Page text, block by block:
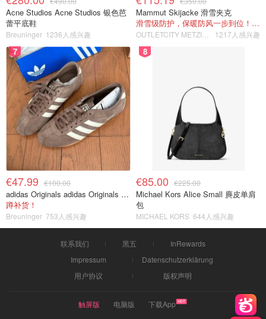
Acne Studios Acne Studios 银色芭
蕾平底鞋
Breuninger 1236人感兴趣
Mammut Skijacke 滑雪夹克
滑雪级防护，保暖防风一步到位！仅剩s！
1217人感兴趣
7
€47.99 €100.00
adidas Originals adidas Originals TOKYO 复古休闲鞋 深棕色
蹲补货！
Breuninger 753人感兴趣
8
€85.00 €225.00
Michael Kors Alice Small 麂皮单肩
包
MICHAEL KORS 644人感兴趣
联系我们 黑五
InRewards
Impressum
Datenschutzerklärung
用户协议
版权声明
触屏版 电脑版
下载App